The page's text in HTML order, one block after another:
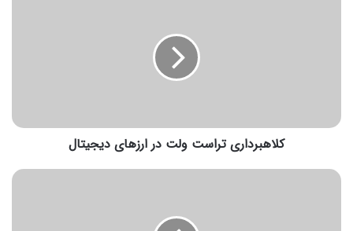
کلاهبرداری تراست ولت در ارزهای دیجیتال